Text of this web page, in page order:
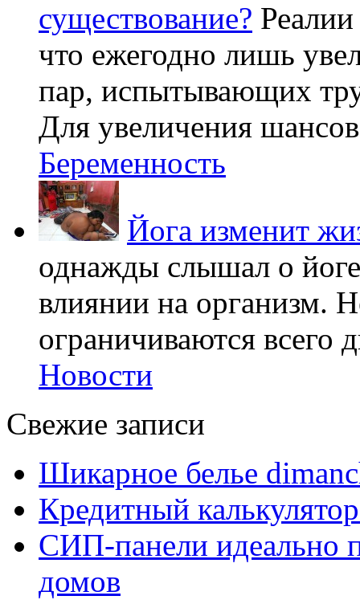
существование?
что ежегодно лишь
пар, испытывающих
Для увеличения
Беременность
Йога изменит
однажды слышал о
влиянии на организм.
ограничиваются всего
Новости
Свежие записи
Шикарное белье
Кредитный
СИП-панели идеально
домов